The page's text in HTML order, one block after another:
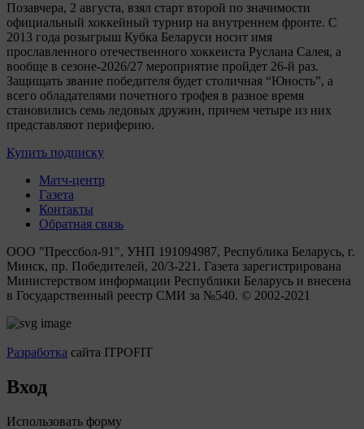
Позавчера, 2 августа, взял старт второй по значимости
официальный хоккейный турнир на внутреннем фронте. C
2013 года розыгрыш Кубка Беларуси носит имя
прославленного отечественного хоккеиста Руслана Салея, а
вообще в сезоне-2026/27 мероприятие пройдет 26-й раз.
Защищать звание победителя будет столичная “Юность”, а
всего обладателями почетного трофея в разное время
становились семь ледовых дружин, причем четыре из них
представляют периферию.
Купить подписку
Матч-центр
Газета
Контакты
Обратная связь
ООО "Прессбол-91", УНП 191094987, Республика Беларусь, г.
Минск, пр. Победителей, 20/3-221. Газета зарегистрирована
Министерством информации Республики Беларусь и внесена
в Государственный реестр СМИ за №540. © 2002-2021
Разработка сайта ITPOFIT
Вход
Использовать форму